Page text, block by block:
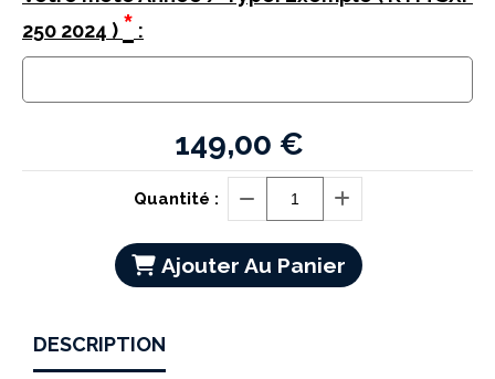
250 2024 ) * :
149,00 €
Quantité :
Ajouter Au Panier
DESCRIPTION